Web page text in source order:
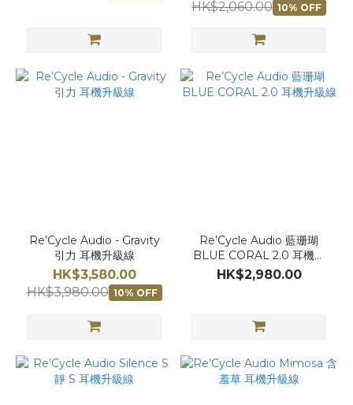
HK$2,060.00 10% OFF
Re’Cycle Audio - Gravity
引力 耳機升級線
HK$3,580.00
HK$3,980.00 10% OFF
Re’Cycle Audio 藍珊瑚
BLUE CORAL 2.0 耳機升
級線
HK$2,980.00